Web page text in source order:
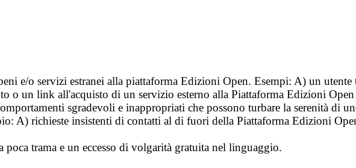
e/o servizi estranei alla piattaforma Edizioni Open. Esempi: A) un
o un link all'acquisto di un servizio esterno alla Piattaforma Edizioni Open
sgradevoli e inappropriati che possono turbare la serenità di
A) richieste insistenti di contatti al di fuori della Piattaforma Edizioni
poca trama e un eccesso di volgarità gratuita nel linguaggio.